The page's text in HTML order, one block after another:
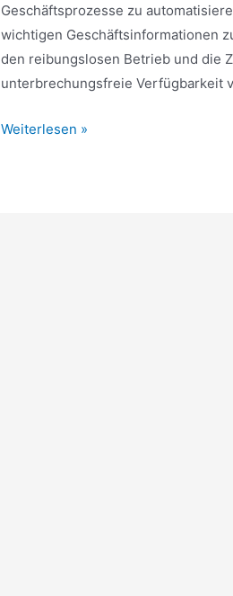
Geschäftsprozesse zu
wichtigen Geschäftsinformationen
den reibungslosen Betrieb und die
unterbrechungsfreie Verfügbarkeit
Optimale
Weiterlesen »